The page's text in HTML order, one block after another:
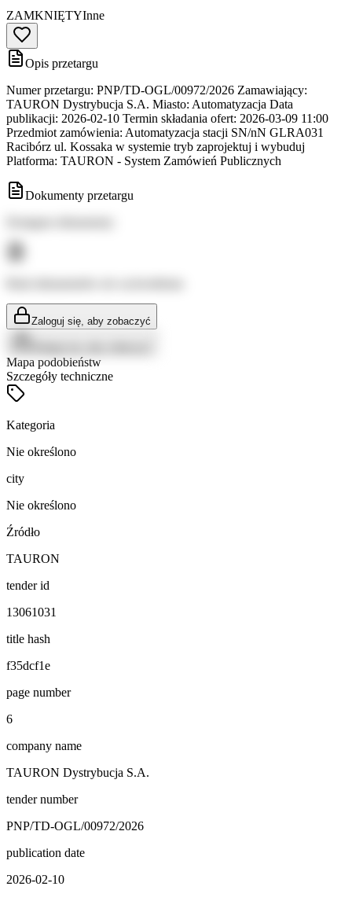
ZAMKNIĘTYInne
Opis przetargu
Numer przetargu: PNP/TD-OGL/00972/2026 Zamawiający:
TAURON Dystrybucja S.A. Miasto: Automatyzacja Data
publikacji: 2026-02-10 Termin składania ofert: 2026-03-09 11:00
Przedmiot zamówienia: Automatyzacja stacji SN/nN GLRA031
Racibórz ul. Kossaka w systemie tryb zaprojektuj i wybuduj
Platforma: TAURON - System Zamówień Publicznych
Dokumenty przetargu
Zaloguj się, aby zobaczyć
Mapa podobieństw
Szczegóły techniczne
Kategoria
Nie określono
city
Nie określono
Źródło
TAURON
tender id
13061031
title hash
f35dcf1e
page number
6
company name
TAURON Dystrybucja S.A.
tender number
PNP/TD-OGL/00972/2026
publication date
2026-02-10